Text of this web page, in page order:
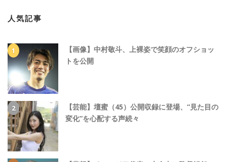
人気記事
【画像】中村敬斗、上裸姿で笑顔のオフショッ
トを公開
【芸能】壇蜜（45）公開収録に登場、“見た目の
変化”を心配する声続々